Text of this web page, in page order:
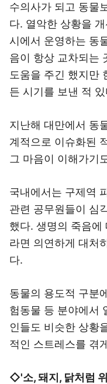
수의사가 되고 동물
다. 열악한 상황을
시에서 운영하는 동
음이 항상 교차되는
도움을 주긴 했지만
든 시기를 보낸 적
지난해 대만에서 동
계적으로 이슈화된
그 마음이 이해가기
국내에서는 구제역
관련 공무원들이 심
했다. 생명의 죽음에
라면 의연하게 대처
다.
동물의 용도적 구분
험동물 등 분야에서
인들도 비슷한 상황
적인 스트레스를 겪
◇'소, 돼지, 닭처럼